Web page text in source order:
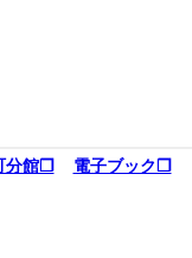
分館❐
電子ブック❐